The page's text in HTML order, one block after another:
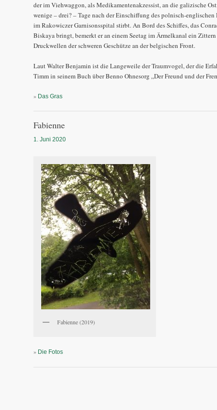
der im Viehwaggon, als Medikamentenakzessist, an die galizische
wenige – drei? – Tage nach der Einschiffung des polnisch-englischen
im Rakowiczer Garnisonsspital stirbt. An Bord des Schiffes, das
Biskaya bringt, bemerkt er an einem Seetag im Ärmelkanal ein
Druckwellen der schweren Geschütze an der belgischen Front.
Laut Walter Benjamin ist die Langeweile der Traumvogel, der die
Timm in seinem Buch über Benno Ohnesorg „Der Freund und der
» Das Gras
Fabienne
1. Juni 2020
Fabienne (2019)
» Die Fotos